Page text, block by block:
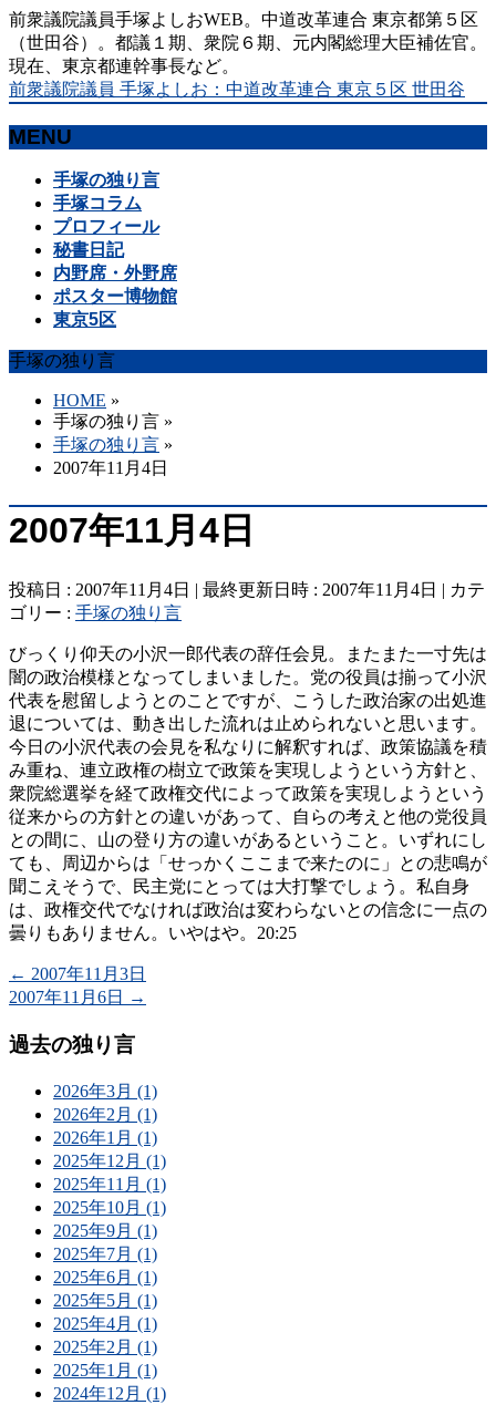
前衆議院議員手塚よしおWEB。中道改革連合 東京都第５区
（世田谷）。都議１期、衆院６期、元内閣総理大臣補佐官。
現在、東京都連幹事長など。
前衆議院議員 手塚よしお：中道改革連合 東京５区 世田谷
MENU
手塚の独り言
手塚コラム
プロフィール
秘書日記
内野席・外野席
ポスター博物館
東京5区
手塚の独り言
HOME »
手塚の独り言 »
手塚の独り言 »
2007年11月4日
2007年11月4日
投稿日 : 2007年11月4日 最終更新日時 : 2007年11月4日
カテ
ゴリー : 手塚の独り言
びっくり仰天の小沢一郎代表の辞任会見。またまた一寸先は
闇の政治模様となってしまいました。党の役員は揃って小沢
代表を慰留しようとのことですが、こうした政治家の出処進
退については、動き出した流れは止められないと思います。
今日の小沢代表の会見を私なりに解釈すれば、政策協議を積
み重ね、連立政権の樹立で政策を実現しようという方針と、
衆院総選挙を経て政権交代によって政策を実現しようという
従来からの方針との違いがあって、自らの考えと他の党役員
との間に、山の登り方の違いがあるということ。いずれにし
ても、周辺からは「せっかくここまで来たのに」との悲鳴が
聞こえそうで、民主党にとっては大打撃でしょう。私自身
は、政権交代でなければ政治は変わらないとの信念に一点の
曇りもありません。いやはや。20:25
← 2007年11月3日
2007年11月6日
→
過去の独り言
2026年3月 (1)
2026年2月 (1)
2026年1月 (1)
2025年12月 (1)
2025年11月 (1)
2025年10月 (1)
2025年9月 (1)
2025年7月 (1)
2025年6月 (1)
2025年5月 (1)
2025年4月 (1)
2025年2月 (1)
2025年1月 (1)
2024年12月 (1)